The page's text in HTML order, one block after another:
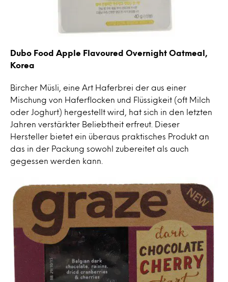
Dubo Food Apple Flavoured Overnight Oatmeal,
Korea
Bircher Müsli, eine Art Haferbrei der aus einer
Mischung von Haferflocken und Flüssigkeit (oft Milch
oder Joghurt) hergestellt wird, hat sich in den letzten
Jahren verstärkter Beliebtheit erfreut. Dieser
Hersteller bietet ein überaus praktisches Produkt an
das in der Packung sowohl zubereitet als auch
gegessen werden kann.